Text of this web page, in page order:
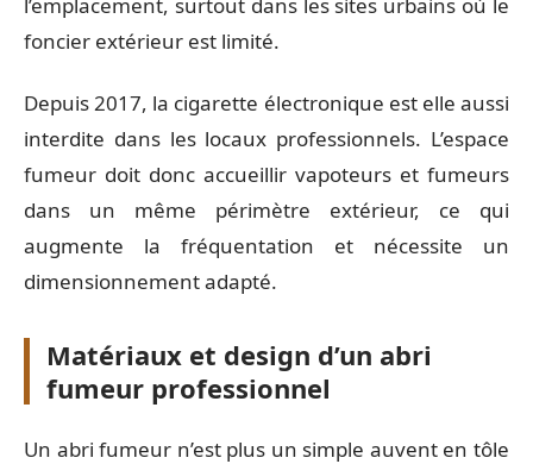
foncier extérieur est limité.
Depuis 2017, la cigarette électronique est elle aussi
interdite dans les locaux professionnels. L’espace
fumeur doit donc accueillir vapoteurs et fumeurs
dans un même périmètre extérieur, ce qui
augmente la fréquentation et nécessite un
dimensionnement adapté.
Matériaux et design d’un abri
fumeur professionnel
Un abri fumeur n’est plus un simple auvent en tôle